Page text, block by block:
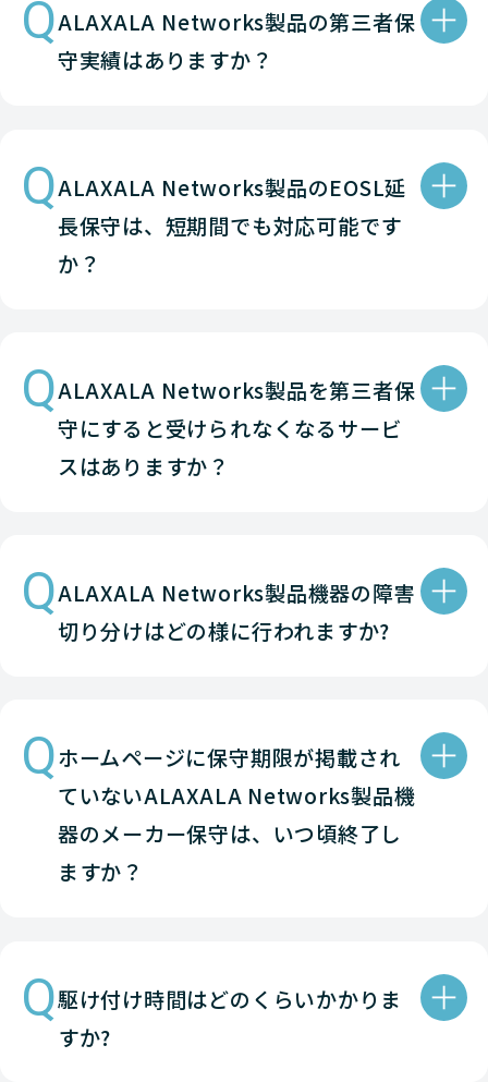
QALAXALA Networks製品の第三者保
守実績はありますか？
QALAXALA Networks製品のEOSL延
長保守は、短期間でも対応可能です
か？
QALAXALA Networks製品を第三者保
守にすると受けられなくなるサービ
スはありますか？
QALAXALA Networks製品機器の障害
切り分けはどの様に行われますか?
Qホームページに保守期限が掲載され
ていないALAXALA Networks製品機
器のメーカー保守は、いつ頃終了し
ますか？
Q駆け付け時間はどのくらいかかりま
すか?